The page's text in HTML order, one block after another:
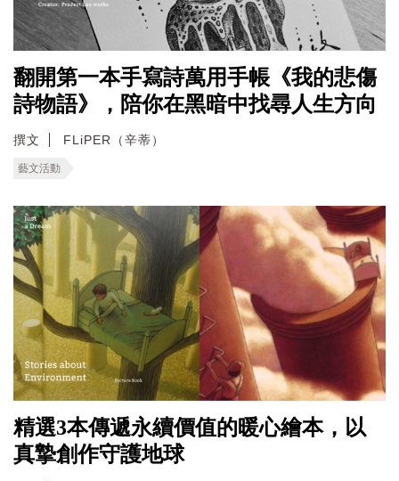
翻開第一本手寫詩萬用手帳《我的悲傷
詩物語》，陪你在黑暗中找尋人生方向
撰文 FLiPER（辛蒂）
藝文活動
精選3本傳遞永續價值的暖心繪本，以
真摯創作守護地球